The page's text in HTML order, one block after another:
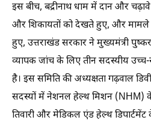
इस बीच, बद्रीनाथ धाम में दान और
और शिकायतों को देखते हुए, और मामले
हुए, उत्तराखंड सरकार ने मुख्यमंत्री
व्यापक जांच के लिए तीन सदस्यीय उच्च-
है। इस समिति की अध्यक्षता गढ़वाल
सदस्यों में नेशनल हेल्थ मिशन (NHM)
तिवारी और मेडिकल एंड हेल्थ